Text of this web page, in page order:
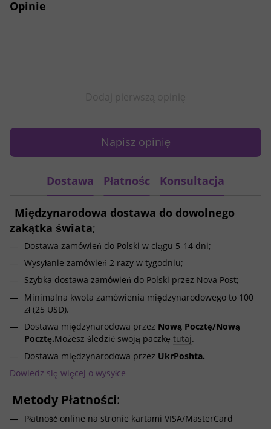
Opinie
Napisz opinię
Dostawa Płatnośc Konsultacja
Międzynarodowa dostawa do dowolnego
zakątka świata;
Dostawa zamówień do Polski w ciągu 5-14 dni;
Wysyłanie zamówień 2 razy w tygodniu;
Szybka dostawa zamówień do Polski przez Nova Post;
Minimalna kwota zamówienia międzynarodowego to 100
zł (25 USD).
Dostawa międzynarodowa przez Nową Pocztę/Nową
Pocztę.Możesz śledzić swoją paczkę tutaj.
Dostawa międzynarodowa przez UkrPoshta.
Dowiedz się więcej o wysyłce
Metody Płatności:
Płatność online na stronie kartami VISA/MasterCard